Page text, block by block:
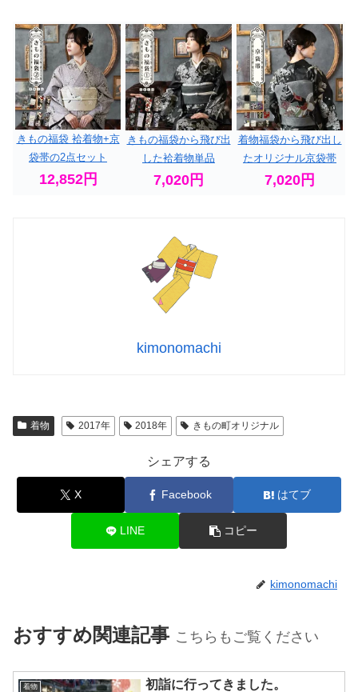
きもの福袋 袷着物+京
袋帯の2点セット
12,852円
きもの福袋から飛び出
した袷着物単品
7,020円
着物福袋から飛び出し
たオリジナル京袋帯
7,020円
kimonomachi
着物 2017年 2018年 きもの町オリジナル
シェアする
X Facebook はてブ
LINE コピー
kimonomachi
おすすめ関連記事 こちらもご覧ください
着物 初詣に行ってきました。